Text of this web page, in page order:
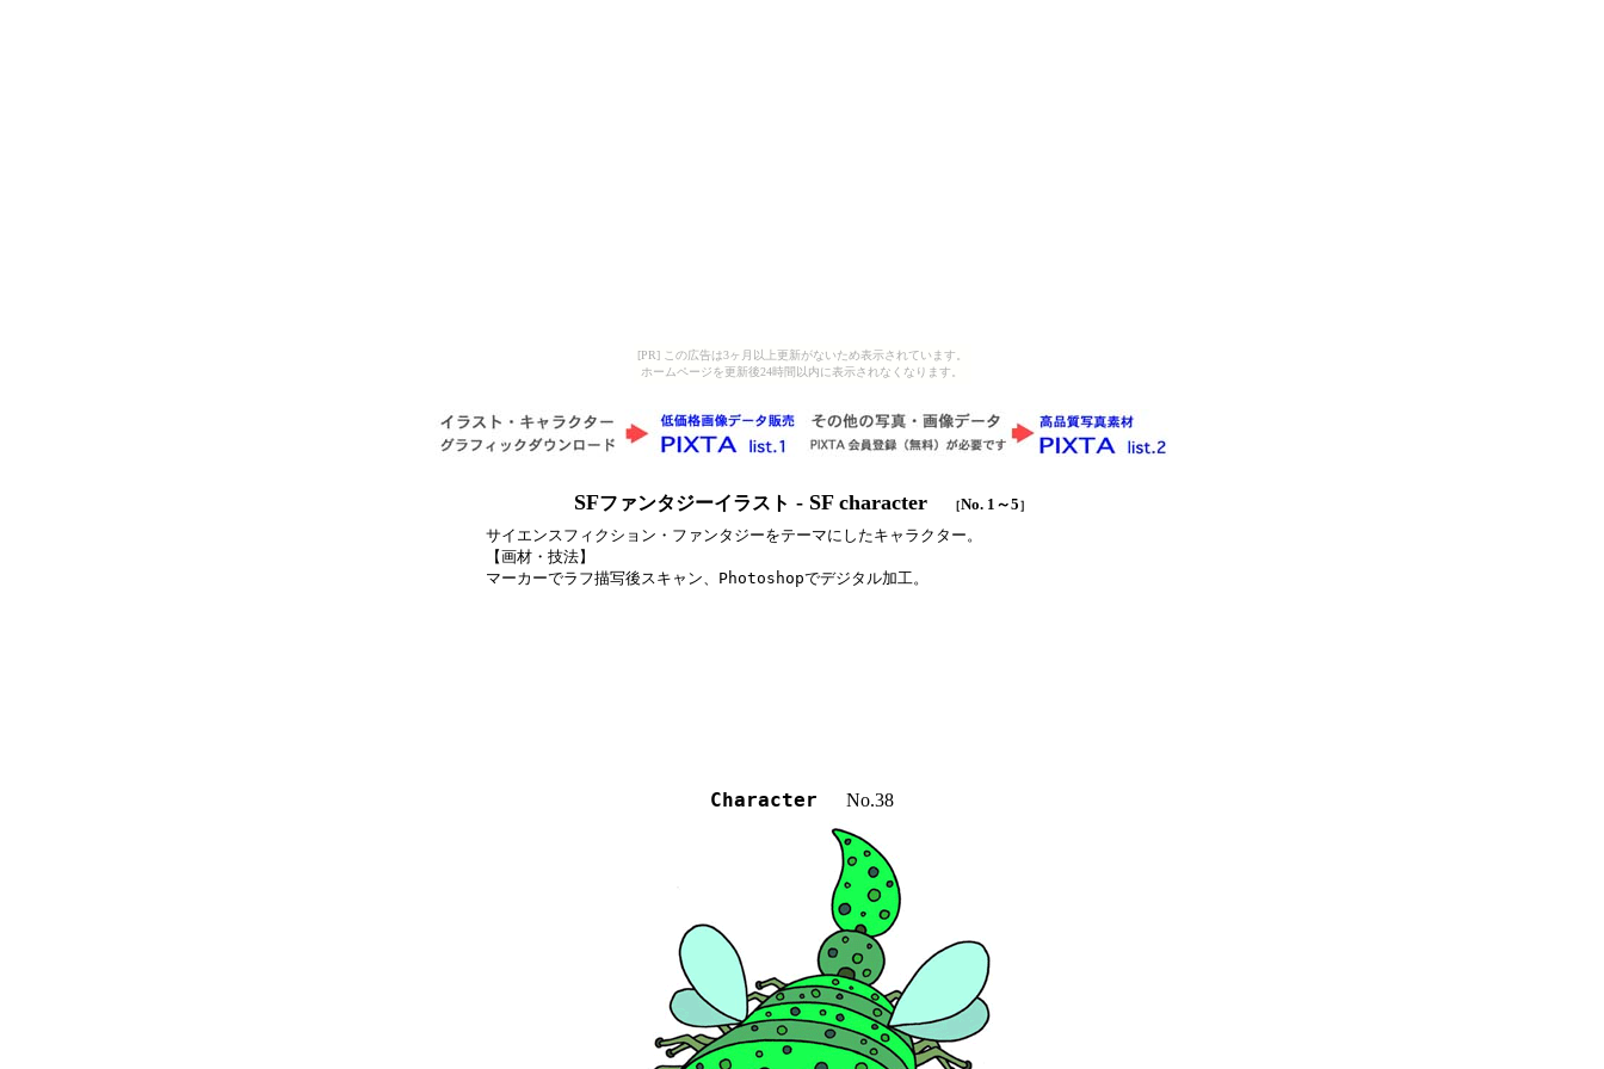
[PR] この広告は3ヶ月以上更新がないため表示されています。
ホームページを更新後24時間以内に表示されなくなります。
SFファンタジーイラスト - SF character ［No. 1 ～5］
サイエンスフィクション・ファンタジーをテーマにしたキャラクター。
【画材・技法】
マーカーでラフ描写後スキャン、Photoshopでデジタル加工。
Character No.38